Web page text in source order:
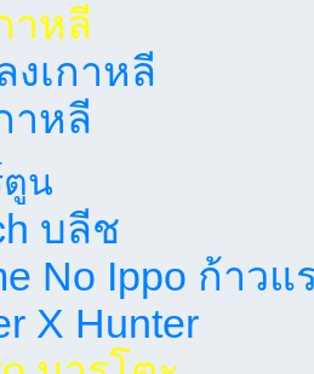
าหลี
งเกาหลี
าหลี
ตูน
บลีช
No Ippo ก้าวแ
X Hunter